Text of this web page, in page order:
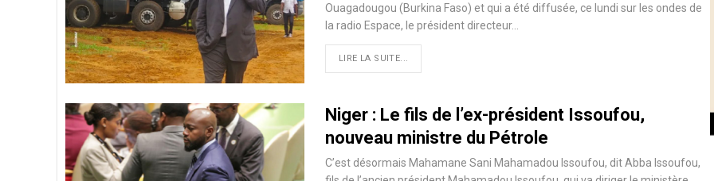
Ouagadougou (Burkina Faso) et qui a été diffusée, ce lundi sur les ondes de
la radio Espace, le président directeur…
LIRE LA SUITE...
Niger : Le fils de l’ex-président Issoufou,
nouveau ministre du Pétrole
C’est désormais Mahamane Sani Mahamadou Issoufou, dit Abba Issoufou,